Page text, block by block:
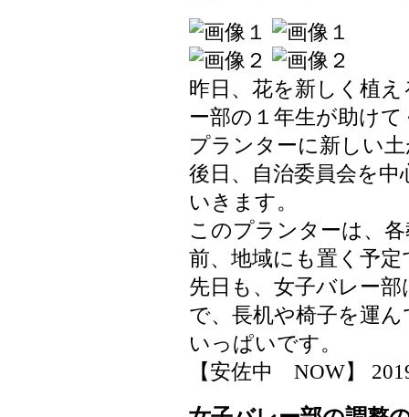
昨日、花を新しく植
ー部の１年生が助け
プランターに新しい
後日、自治委員会を
いきます。
このプランターは、
前、地域にも置く予定
先日も、女子バレー
で、長机や椅子を運
いっぱいです。
【安佐中 NOW】